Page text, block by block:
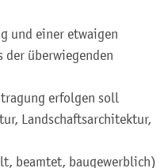
und einer etwaigen
der überwiegenden
erfolgen soll
Landschaftsarchitektur,
beamtet, baugewerblich)